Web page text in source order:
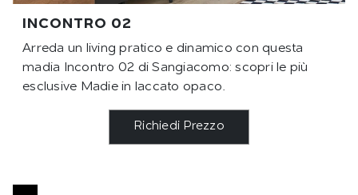
INCONTRO 02
Arreda un living pratico e dinamico con questa
madia Incontro 02 di Sangiacomo: scopri le più
esclusive Madie in laccato opaco.
Richiedi Prezzo